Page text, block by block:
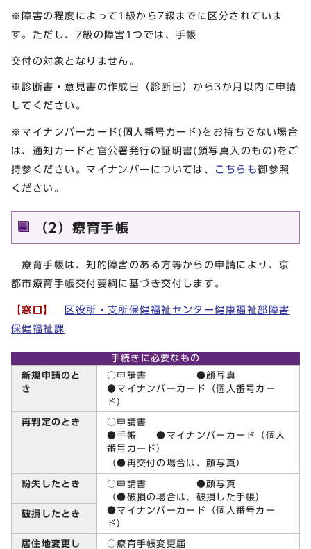
※障害の程度によって1級から7級までに区分されていま
す。ただし、7級の障害1つでは、手帳
交付の対象となりません。
※診断書・意見書の作成日（診断日）から3か月以内に申請
してください。
※マイナンバーカード(個人番号カード)をお持ちでない場合
は、通知カードと官公署発行の証明書(顔写真入のもの)をご
持参ください。マイナンバーについては、
こちらも御参照
ください。
（2）療育手帳
療育手帳は、知的障害のある方等からの申請により、京
都市療育手帳交付要綱に基づき交付します。
【窓口】
区役所・支所保健福祉センター健康福祉部障害
保健福祉課
手続きに必要なもの
新規申請のと
き
○申請書 ●顔写真
●マイナンバーカード（個人番号カー
ド）
再判定のとき
○申請書
●手帳 ●マイナンバーカード（個人
番号カード）
（●再交付の場合は、顔写真）
紛失したとき
○申請書 ●顔写真
（●破損の場合は、破損した手帳）
●マイナンバーカード（個人番号カー
ド）
破損したとき
居住地変更し ○療育手帳変更届